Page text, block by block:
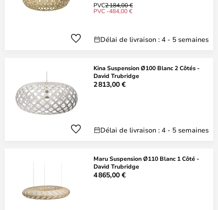
PVC2 184,00 €
PVC -484,00 €
Délai de livraison : 4 - 5 semaines
Kina Suspension Ø100 Blanc 2 Côtés -
David Trubridge
2 813,00 €
Délai de livraison : 4 - 5 semaines
Maru Suspension Ø110 Blanc 1 Côté -
David Trubridge
4 865,00 €